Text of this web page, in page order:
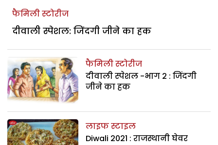
फैमिली स्टोरीज
दीवाली स्पेशल: जिंदगी जीने का हक
फैमिली स्टोरीज
दीवाली स्पेशल -भाग 2 : जिंदगी
जीने का हक
लाइफ स्टाइल
Diwali 2021 : राजस्थानी घेवर